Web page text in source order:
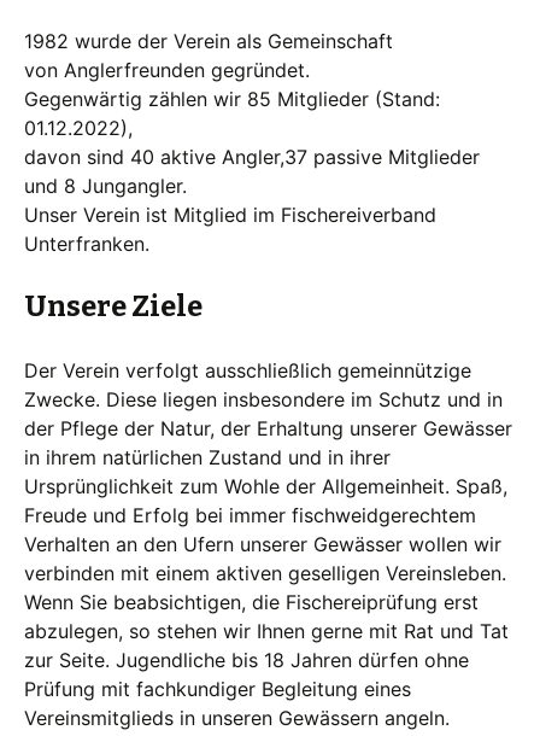
1982 wurde der Verein als Gemeinschaft
von Anglerfreunden gegründet.
Gegenwärtig zählen wir 85 Mitglieder (Stand:
01.12.2022),
davon sind 40 aktive Angler,37 passive Mitglieder
und 8 Jungangler.
Unser Verein ist Mitglied im Fischereiverband
Unterfranken.
Unsere Ziele
Der Verein verfolgt ausschließlich gemeinnützige
Zwecke. Diese liegen insbesondere im Schutz und in
der Pflege der Natur, der Erhaltung unserer Gewässer
in ihrem natürlichen Zustand und in ihrer
Ursprünglichkeit zum Wohle der Allgemeinheit. Spaß,
Freude und Erfolg bei immer fischweidgerechtem
Verhalten an den Ufern unserer Gewässer wollen wir
verbinden mit einem aktiven geselligen Vereinsleben.
Wenn Sie beabsichtigen, die Fischereiprüfung erst
abzulegen, so stehen wir Ihnen gerne mit Rat und Tat
zur Seite. Jugendliche bis 18 Jahren dürfen ohne
Prüfung mit fachkundiger Begleitung eines
Vereinsmitglieds in unseren Gewässern angeln.